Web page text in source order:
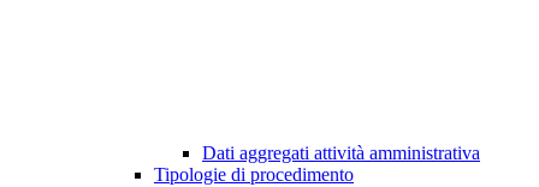
Dati aggregati attività amministrativa
Tipologie di procedimento